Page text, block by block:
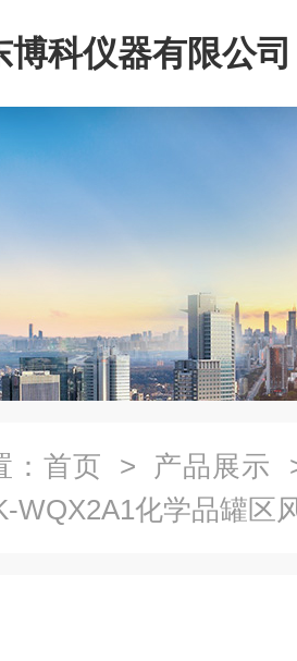
博科仪器有限公司
首页 > 产品展示
WQX2A1化学品罐区